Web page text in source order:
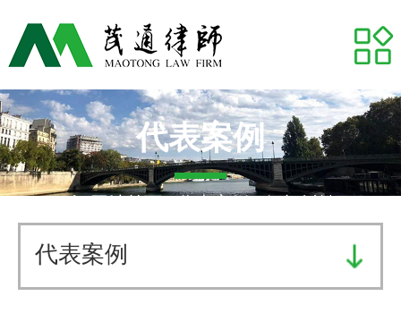
网站首页
专业领域
推荐律师
代表案例
业务研究
代表案例
代表案例